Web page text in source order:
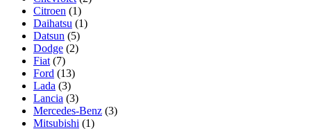
Citroen (1)
Daihatsu (1)
Datsun (5)
Dodge (2)
Fiat (7)
Ford (13)
Lada (3)
Lancia (3)
Mercedes-Benz (3)
Mitsubishi (1)